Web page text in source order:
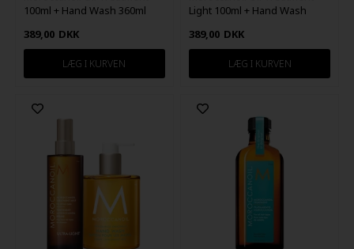
100ml + Hand Wash 360ml
389,00 DKK
Light 100ml + Hand Wash
389,00 DKK